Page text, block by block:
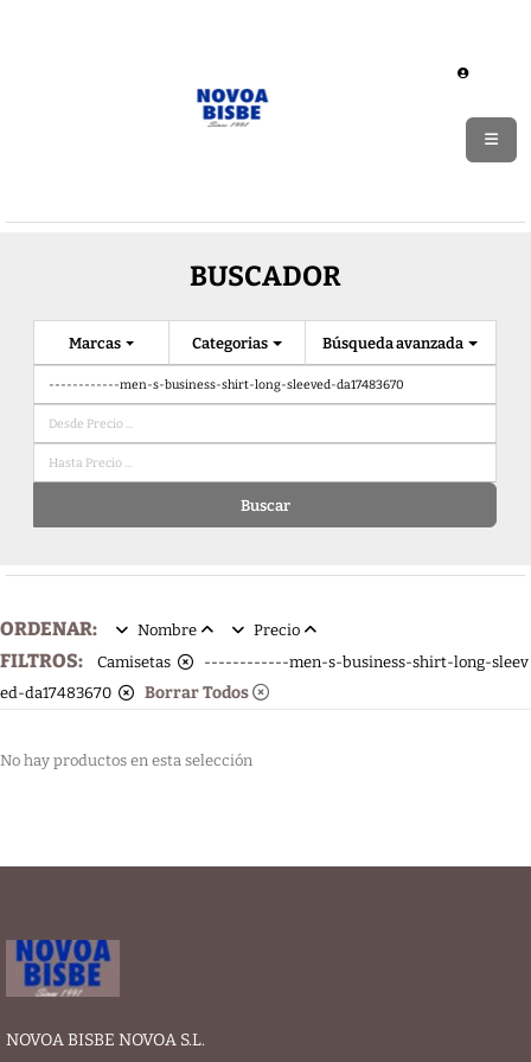
BUSCADOR
Categorias
Marcas Búsqueda avanzada
Buscar
ORDENAR: Nombre Precio
FILTROS: Camisetas
------------men-s-business-shirt-long-sleev
ed-da17483670
Borrar Todos
No hay productos en esta selección
NOVOA BISBE NOVOA S.L.